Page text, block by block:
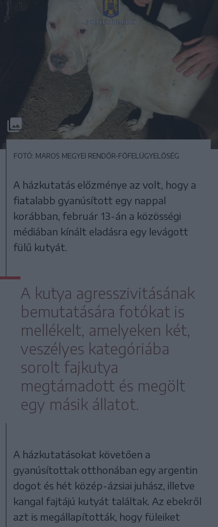
FOTÓ: MAROS MEGYEI RENDŐR-FŐFELÜGYELŐSÉG
A házkutatás előzménye az volt, hogy a
fiatalabb gyanúsított egy nappal
korábban, február 13-án a közösségi
médiában kínált eladásra egy levágott
fülű kutyát.
A kutya agresszivitásának
bemutatására fotókat is
mellékelt, amelyeken két,
veszélyes kategóriába
sorolt fajkutya
megtámadott és megölt
egy másik állatot.
A házkutatásokat követően a
gyanúsítottak otthonában egy argentin
dogot és hét közép-ázsiai juhász, illetve
kangal fajtájú kutyát találtak. Az ebekről
azt is megállapították, hogy füleiket